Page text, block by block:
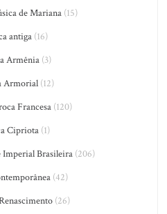
de Mariana(15)
antiga (16)
Armênia(3)
Armorial(12)
Francesa(120)
Cipriota (1)
Brasileira(206)
(42)
(26)